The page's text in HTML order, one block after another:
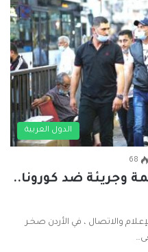
الدول العربية
68
وجريئة ضد كورونا..
والاتصال ، في الأردن صخـر